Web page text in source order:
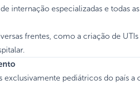
internação especializadas e todas
frentes, como a criação de
exclusivamente pediátricos do país a